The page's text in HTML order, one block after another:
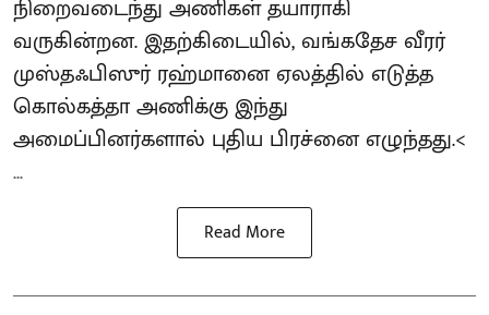
நிறைவடைந்து அணிகள் தயாராகி
வருகின்றன. இதற்கிடையில், வங்கதேச வீரர்
முஸ்தஃபிஸுர் ரஹ்மானை ஏலத்தில் எடுத்த
கொல்கத்தா அணிக்கு இந்து
அமைப்பினர்களால் புதிய பிரச்னை எழுந்தது.<
...
Read More